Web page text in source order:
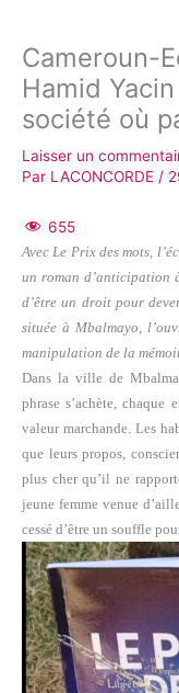
Cameroun-
Hamid
société où
Laisser un
Par LACONCORDE /
655
Avec Le Prix des mots,
un roman d’anticipation
d’être un droit pour
située à Mbalmayo,
manipulation de la
Dans la ville de
phrase s’achète, chaque
valeur marchande. Les
que leurs propos,
plus cher qu’il ne
jeune femme venue
cessé d’être un souffle